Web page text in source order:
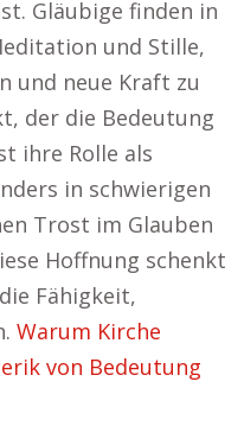
Gläubige finden in
und Stille,
und neue Kraft zu
der die Bedeutung
ihre Rolle als
in schwierigen
Trost im Glauben
Hoffnung schenkt
Fähigkeit,
Warum Kirche
von Bedeutung